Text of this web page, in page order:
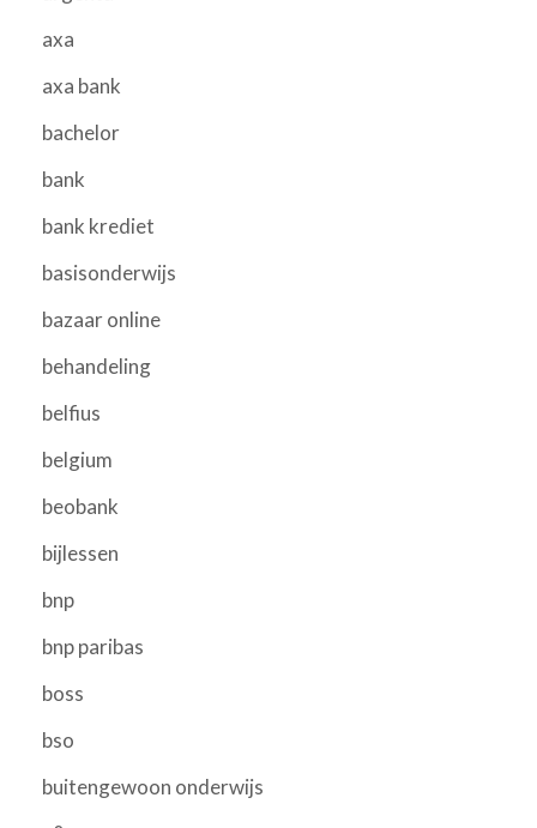
axa
axa bank
bachelor
bank
bank krediet
basisonderwijs
bazaar online
behandeling
belfius
belgium
beobank
bijlessen
bnp
bnp paribas
boss
bso
buitengewoon onderwijs